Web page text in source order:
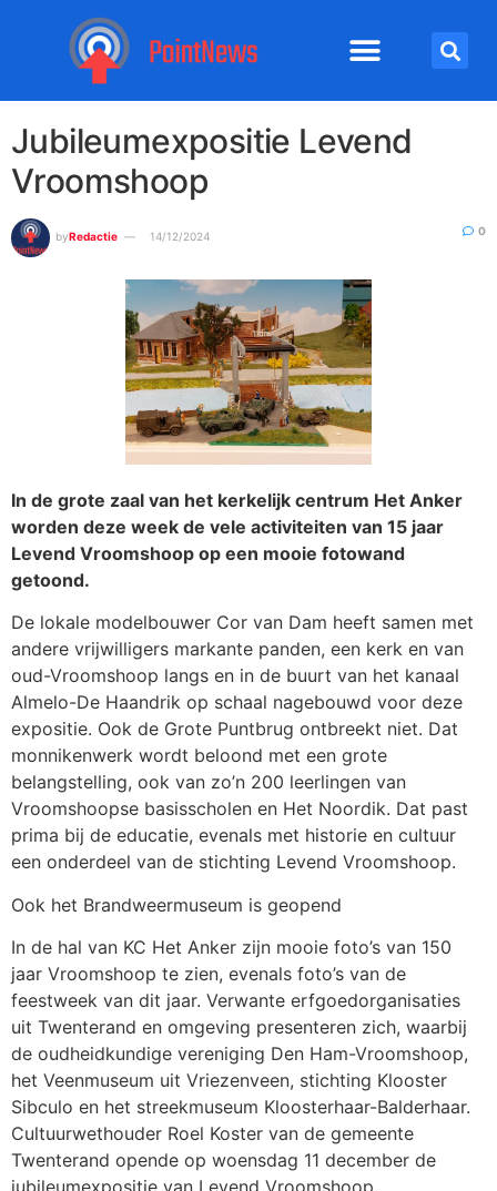
Jubileumexpositie Levend
Vroomshoop
byRedactie 14/12/2024 0
In de grote zaal van het kerkelijk centrum Het Anker
worden deze week de vele activiteiten van 15 jaar
Levend Vroomshoop op een mooie fotowand
getoond.
De lokale modelbouwer Cor van Dam heeft samen met
andere vrijwilligers markante panden, een kerk en van
oud-Vroomshoop langs en in de buurt van het kanaal
Almelo-De Haandrik op schaal nagebouwd voor deze
expositie. Ook de Grote Puntbrug ontbreekt niet. Dat
monnikenwerk wordt beloond met een grote
belangstelling, ook van zo’n 200 leerlingen van
Vroomshoopse basisscholen en Het Noordik. Dat past
prima bij de educatie, evenals met historie en cultuur
een onderdeel van de stichting Levend Vroomshoop.
Ook het Brandweermuseum is geopend
In de hal van KC Het Anker zijn mooie foto’s van 150
jaar Vroomshoop te zien, evenals foto’s van de
feestweek van dit jaar. Verwante erfgoedorganisaties
uit Twenterand en omgeving presenteren zich, waarbij
de oudheidkundige vereniging Den Ham-Vroomshoop,
het Veenmuseum uit Vriezenveen, stichting Klooster
Sibculo en het streekmuseum Kloosterhaar-Balderhaar.
Cultuurwethouder Roel Koster van de gemeente
Twenterand opende op woensdag 11 december de